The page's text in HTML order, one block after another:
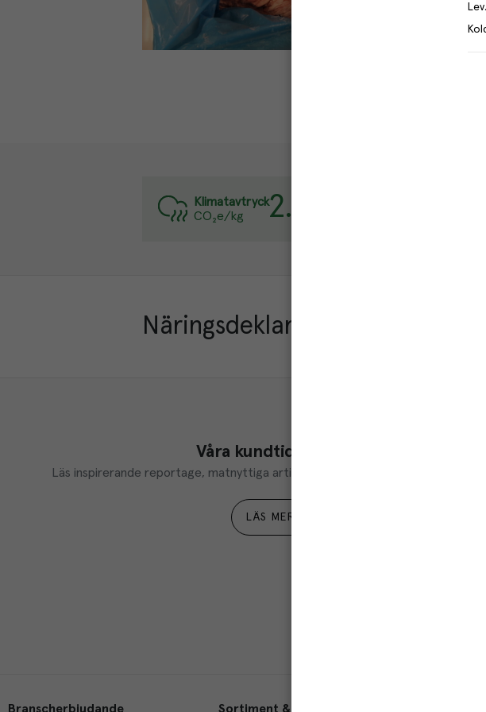
Klimatavtryck
CO₂e/kg
2.6
Varje kilo av varan
Näringsdeklaration
Våra kundtidningar
Läs inspirerande reportage, matnyttiga artiklar och ta del av aktuella kampanjer.
LÄS MER
Branscherbjudande Sortiment & tjänster